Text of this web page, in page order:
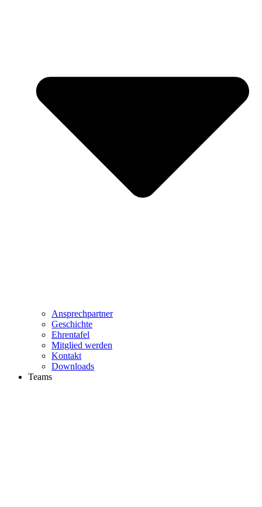
Ansprechpartner
Geschichte
Ehrentafel
Mitglied werden
Kontakt
Downloads
Teams